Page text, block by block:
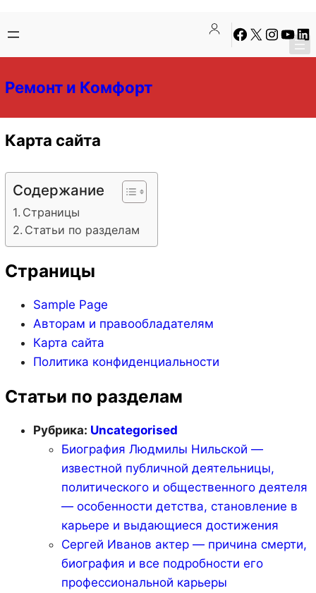
содержимому
содержимому
Facebook
X Instagram
Ремонт и Комфорт
Карта сайта
Содержание
Страницы
Статьи по разделам
Страницы
Sample Page
Авторам и правообладателям
Карта сайта
Политика конфиденциальности
Статьи по разделам
Рубрика: Uncategorised
Биография Людмилы Нильской —
известной публичной деятельницы,
политического и общественного деятеля
— особенности детства, становление в
карьере и выдающиеся достижения
Сергей Иванов актер — причина смерти,
биография и все подробности его
профессиональной карьеры